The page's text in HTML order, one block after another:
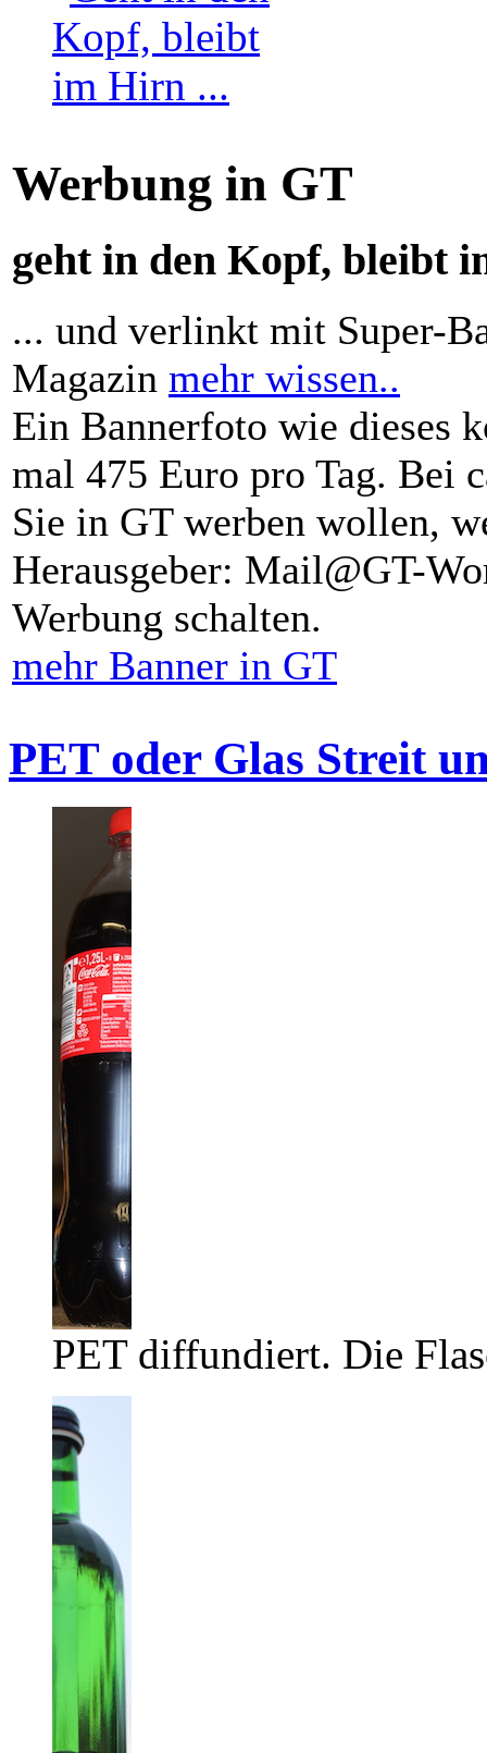
Werbung in GT
geht in den Kopf, bleibt
... und verlinkt mit Super-
Magazin mehr wissen..
Ein Bannerfoto wie dieses
mal 475 Euro pro Tag. Bei
Sie in GT werben wollen,
Herausgeber: Mail@GT-
Werbung schalten.
mehr Banner in GT
PET oder Glas Streit
PET diffundiert. Die